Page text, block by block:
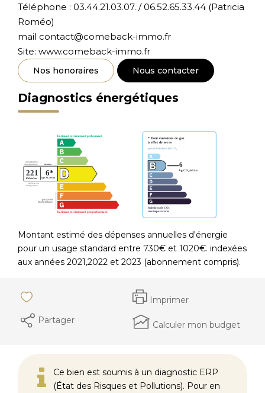
Téléphone : 03.44.21.03.07. / 06.52.65.33.44 (Patricia
Roméo)
mail contact@comeback-immo.fr
Site: www.comeback-immo.fr
Nos honoraires Nous contacter
Diagnostics énergétiques
Montant estimé des dépenses annuelles d'énergie
pour un usage standard entre 730€ et 1020€. indexées
aux années 2021,2022 et 2023 (abonnement compris).
Imprimer
Partager
Calculer mon budget
Ce bien est soumis à un diagnostic ERP
(État des Risques et Pollutions). Pour en